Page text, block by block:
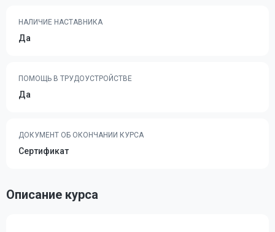
НАЛИЧИЕ НАСТАВНИКА
Да
ПОМОЩЬ В ТРУДОУСТРОЙСТВЕ
Да
ДОКУМЕНТ ОБ ОКОНЧАНИИ КУРСА
Сертификат
Описание курса